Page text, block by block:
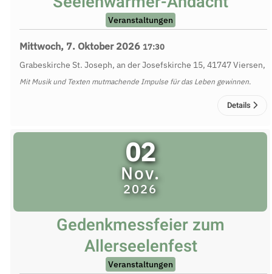
Veranstaltungen
Mittwoch, 7. Oktober 2026 17:30
Grabeskirche St. Joseph, an der Josefskirche 15, 41747 Viersen,
Mit Musik und Texten mutmachende Impulse für das Leben gewinnen.
Details
02
Nov.
2026
Gedenkmessfeier zum
Allerseelenfest
Veranstaltungen